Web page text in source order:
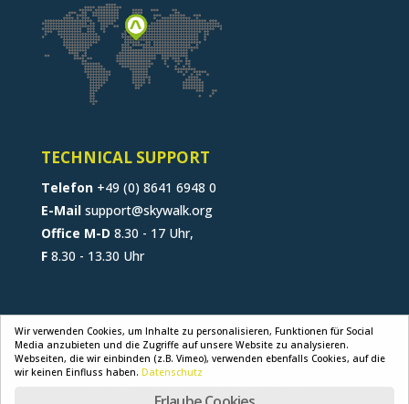
TECHNICAL SUPPORT
Telefon+49 (0) 8641 6948 0
E-Mail support@skywalk.org
Office M-D 8.30 - 17 Uhr,
F8.30 - 13.30 Uhr
KONTAKT JOBS B2B-PORTAL
AGB
Wir verwenden Cookies, um Inhalte zu personalisieren, Funktionen für Social
Media anzubieten und die Zugriffe auf unsere Website zu analysieren.
Webseiten, die wir einbinden (z.B. Vimeo), verwenden ebenfalls Cookies, auf die
wir keinen Einfluss haben. Datenschutz